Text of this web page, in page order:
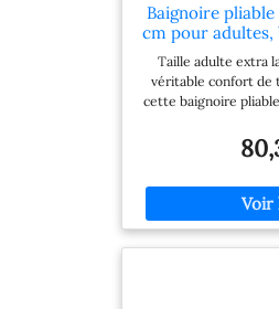
Baignoire
cm pour
avec double
autoportante
douche,
salle de
Taille adulte extra
véritable confort de
cette baignoire
offrant un espace
détente à la maison,
petites salles de
Double drainage
conçue avec un
utilisation. Le drain